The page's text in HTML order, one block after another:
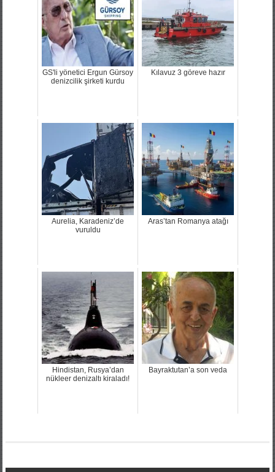
GS'li yönetici Ergun Gürsoy
denizcilik şirketi kurdu
Kılavuz 3 göreve hazır
Aurelia, Karadeniz’de
vuruldu
Aras’tan Romanya atağı
Hindistan, Rusya’dan
nükleer denizaltı kiraladı!
Bayraktutan’a son veda